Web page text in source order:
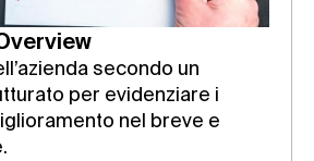
secondo un
per evidenziare i
nel breve e